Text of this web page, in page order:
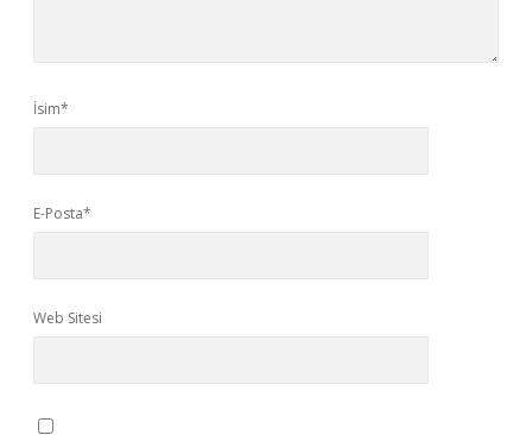
İsim*
E-Posta*
Web Sitesi